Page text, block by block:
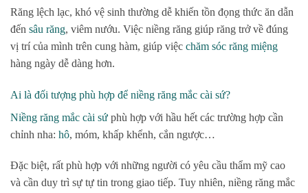
Răng lệch lạc, khó vệ sinh thường dễ khiến tồn đọng thức ăn dẫn
đến sâu răng, viêm nướu. Việc niềng răng giúp răng trở về đúng
vị trí của mình trên cung hàm, giúp việc chăm sóc răng miệng
hàng ngày dễ dàng hơn.
Ai là đối tượng phù hợp để niềng răng mắc cài sứ?
Niềng răng mắc cài sứ phù hợp với hầu hết các trường hợp cần
chỉnh nha: hô, móm, khấp khểnh, cắn ngược…
Đặc biệt, rất phù hợp với những người có yêu cầu thẩm mỹ cao
và cần duy trì sự tự tin trong giao tiếp. Tuy nhiên, niềng răng mắc